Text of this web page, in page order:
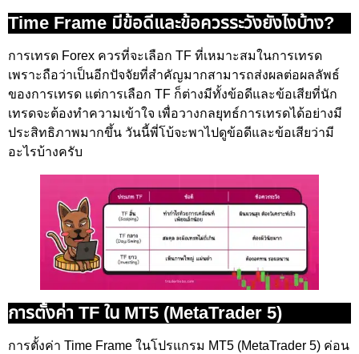
Time Frame มีข้อดีและข้อควรระวังยังไงบ้าง?
การเทรด Forex ควรที่จะเลือก TF ที่เหมาะสมในการเทรด
เพราะถือว่าเป็นอีกปัจจัยที่สำคัญมากสามารถส่งผลต่อผลลัพธ์
ของการเทรด แต่การเลือก TF ก็ต่างมีทั้งข้อดีและข้อเสียที่นัก
เทรดจะต้องทำความเข้าใจ เพื่อวางกลยุทธ์การเทรดได้อย่างมี
ประสิทธิภาพมากขึ้น วันนี้พี่โบ้จะพาไปดูข้อดีและข้อเสียว่ามี
อะไรบ้างครับ
การตั้งค่า TF ใน MT5 (MetaTrader 5)
การตั้งค่า Time Frame ในโปรแกรม MT5 (MetaTrader 5) ค่อน